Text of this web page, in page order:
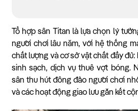
Tổ hợp sân Titan là lựa chọn lý
người chơi lâu năm, với hệ thống
chất lượng và cơ sở vật chất đầy đủ:
sinh sạch, dịch vụ thuê vợt bóng.
sân thu hút đông đảo người chơi
và các hoạt động giao lưu gắn kết